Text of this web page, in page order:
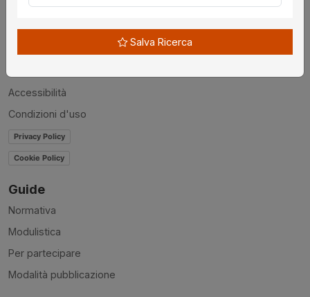
Chi siamo
Disclaimer
Accessibilità
Condizioni d'uso
Privacy Policy
Cookie Policy
Guide
Normativa
Modulistica
Per partecipare
Modalità pubblicazione
Salva Ricerca